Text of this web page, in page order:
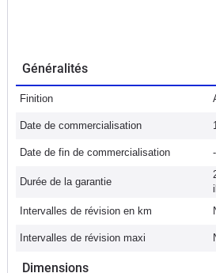
Généralités
Finition
Date de commercialisation
Date de fin de commercialisation
Durée de la garantie
Intervalles de révision en km
Intervalles de révision maxi
Dimensions